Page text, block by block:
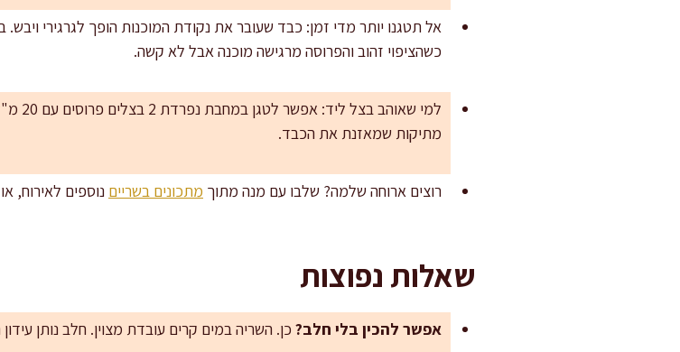
אל תטגנו יותר מדי זמן: כבד שעובר את נקודת המוכנות הופך לגרגירי ויבש.
כשהציפוי זהוב והפרוסה מרגישה מוכנה אבל לא קשה.
למי
מתיקות שמאזנת את הכבד.
רוצים ארוחה שלמה? שלבו עם מנה מתוך מתכונים בשריים נוספים לאירוח,
שאלות נפוצות
אפשר להכין בלי חלב? כן. השריה במים קרים עובדת מצוין. חלב נותן